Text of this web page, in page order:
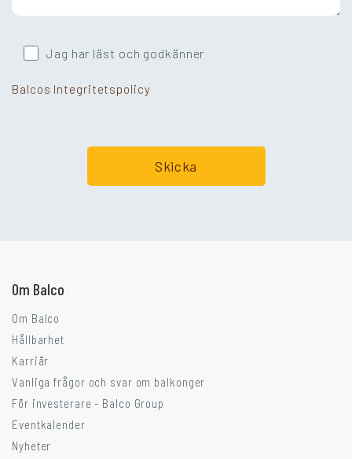
Jag har läst och godkänner
Balcos Integritetspolicy
Om Balco
Om Balco
Hållbarhet
Karriär
Vanliga frågor och svar om balkonger
För investerare - Balco Group
Eventkalender
Nyheter